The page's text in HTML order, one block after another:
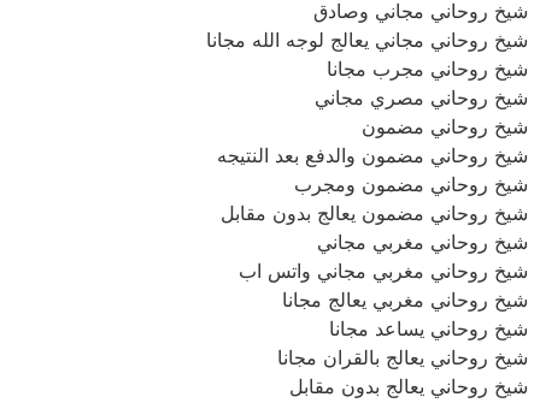
شيخ روحاني مجاني وصادق
شيخ روحاني مجاني يعالج لوجه الله مجانا
شيخ روحاني مجرب مجانا
شيخ روحاني مصري مجاني
شيخ روحاني مضمون
شيخ روحاني مضمون والدفع بعد النتيجه
شيخ روحاني مضمون ومجرب
شيخ روحاني مضمون يعالج بدون مقابل
شيخ روحاني مغربي مجاني
شيخ روحاني مغربي مجاني واتس اب
شيخ روحاني مغربي يعالج مجانا
شيخ روحاني يساعد مجانا
شيخ روحاني يعالج بالقران مجانا
شيخ روحاني يعالج بدون مقابل